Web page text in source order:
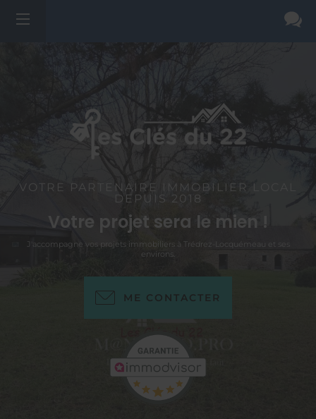
VOTRE PARTENAIRE IMMOBILIER LOCAL
DEPUIS 2018
Votre projet sera le mien !
J'accompagne vos projets immobiliers à Trédrez-Locquémeau et ses
environs.
ME CONTACTER